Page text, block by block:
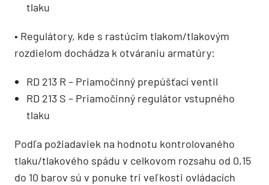
tlaku
• Regulátory, kde s rastúcim tlakom/tlakovým
rozdielom dochádza k otváraniu armatúry:
RD 213 R – Priamočinný prepúšťací ventil
RD 213 S – Priamočinný regulátor vstupného
tlaku
Podľa požiadaviek na hodnotu kontrolovaného
tlaku/tlakového spádu v celkovom rozsahu od 0,15
do 10 barov sú v ponuke tri veľkosti ovládacích